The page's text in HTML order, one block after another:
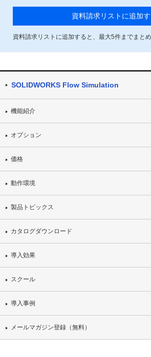
資料請求リストに追加
資料請求リストに追加すると、最大5件までまと
SOLIDWORKS Flow Simulation
機能紹介
オプション
価格
動作環境
製品トピックス
カタログダウンロード
導入効果
スクール
導入事例
メールマガジン登録（無料）